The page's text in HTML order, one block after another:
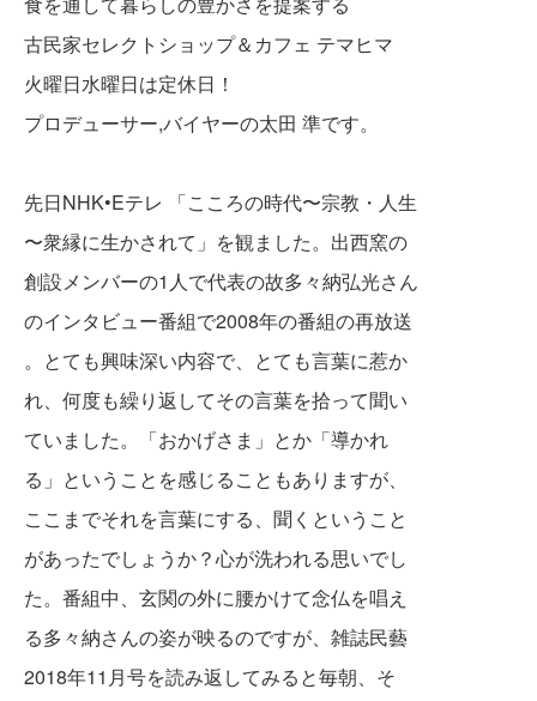
古民家セレクトショップ＆カフェ テマヒマ
火曜日水曜日は定休日！
プロデューサー,バイヤーの太田 準です。
先日NHK•Eテレ 「こころの時代〜宗教・人生
〜衆縁に生かされて」を観ました。出西窯の
創設メンバーの1人で代表の故多々納弘光さん
のインタビュー番組で2008年の番組の再放送
。とても興味深い内容で、とても言葉に惹か
れ、何度も繰り返してその言葉を拾って聞い
ていました。「おかげさま」とか「導かれ
る」 ということを感じることもありますが、
ここ までそれを言葉にする、聞くということ
があったでしょうか？心が洗われる思いでし
た。番組中、玄関の外に腰かけて念仏を唱え
る多々納さんの姿が映るのですが、雑誌民藝
2018年11月号を読み返してみると毎朝、そ